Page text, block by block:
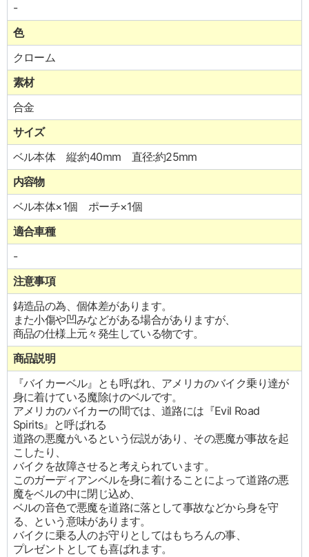
-
色
クローム
素材
合金
サイズ
ベル本体 縦:約40mm 直径:約25mm
内容物
ベル本体×1個 ポーチ×1個
適合車種
-
注意事項
鋳造品の為、個体差があります。
また小傷や凹みなどがある場合がありますが、
商品の仕様上元々発生している物です。
商品説明
『バイカーベル』とも呼ばれ、アメリカのバイク乗り達が
身に着けている魔除けのベルです。
アメリカのバイカーの間では、道路には『Evil Road
Spirits』と呼ばれる
道路の悪魔がいるという伝説があり、その悪魔が事故を起
こしたり、
バイクを故障させると考えられています。
このガーディアンベルを身に着けることによって道路の悪
魔をベルの中に閉じ込め、
ベルの音色で悪魔を道路に落として事故などから身を守
る、という意味があります。
バイクに乗る人のお守りとしてはもちろんの事、
プレゼントとしても喜ばれます。